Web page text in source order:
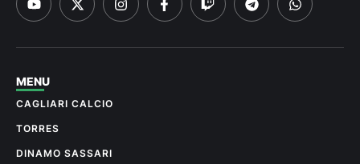
MENU
CAGLIARI CALCIO
TORRES
DINAMO SASSARI